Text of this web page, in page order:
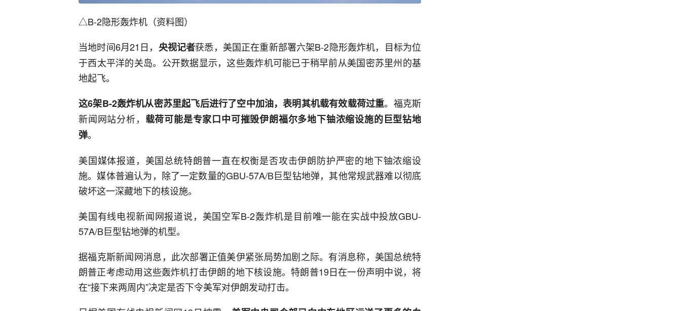
△B-2隐形轰炸机（资料图）
当地时间6月21日， 央视记者获悉，美国正在重新部署六架B-2隐形轰炸机，目标为位
于西太平洋的关岛。公开数据显示，这些轰炸机可能已于稍早前从美国密苏里州的基
地起飞。
这6架B-2轰炸机从密苏里起飞后进行了空中加油，表明其机载有效载荷过重。福克斯
新闻网站分析， 载荷可能是专家口中可摧毁伊朗福尔多地下铀浓缩设施的巨型钻地
弹。
美国媒体报道，美国总统特朗普一直在权衡是否攻击伊朗防护严密的地下铀浓缩设
施。媒体普遍认为，除了一定数量的GBU-57A/B巨型钻地弹，其他常规武器难以彻底
破坏这一深藏地下的核设施。
美国有线电视新闻网报道说，美国空军B-2轰炸机是目前唯一能在实战中投放GBU-
57A/B巨型钻地弹的机型。
据福克斯新闻网消息，此次部署正值美伊紧张局势加剧之际。有消息称，美国总统特
朗普正考虑动用这些轰炸机打击伊朗的地下核设施。特朗普19日在一份声明中说，将
在“接下来两周内”决定是否下令美军对伊朗发动打击。